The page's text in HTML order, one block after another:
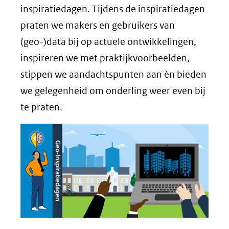
inspiratiedagen. Tijdens de inspiratiedagen
praten we makers en gebruikers van
(geo-)data bij op actuele ontwikkelingen,
inspireren we met praktijkvoorbeelden,
stippen we aandachtspunten aan èn bieden
we gelegenheid om onderling weer even bij
te praten.